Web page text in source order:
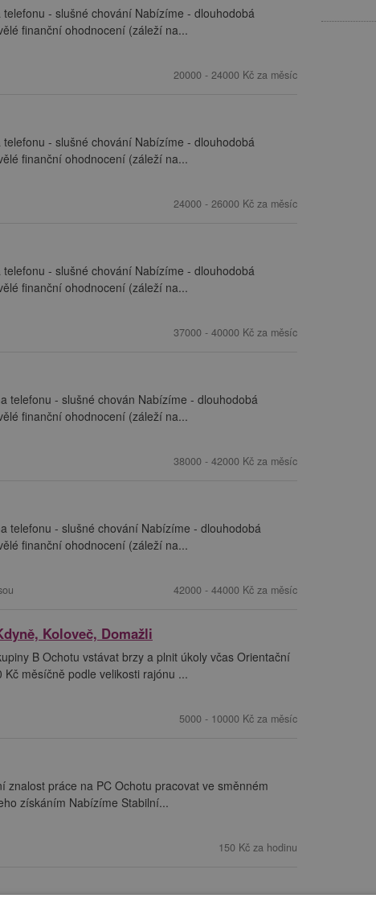
- slušné chování Nabízíme - dlouhodobá
finanční ohodnocení (záleží na...
20000 - 24000 Kč za měsíc
- slušné chování Nabízíme - dlouhodobá
finanční ohodnocení (záleží na...
24000 - 26000 Kč za měsíc
- slušné chování Nabízíme - dlouhodobá
finanční ohodnocení (záleží na...
37000 - 40000 Kč za měsíc
telefonu - slušné chován Nabízíme - dlouhodobá
finanční ohodnocení (záleží na...
38000 - 42000 Kč za měsíc
telefonu - slušné chování Nabízíme - dlouhodobá
finanční ohodnocení (záleží na...
42000 - 44000 Kč za měsíc
Koloveč, Domažli
B Ochotu vstávat brzy a plnit úkoly včas Orientační
měsíčně podle velikosti rajónu ...
5000 - 10000 Kč za měsíc
práce na PC Ochotu pracovat ve směnném
získáním Nabízíme Stabilní...
150 Kč za hodinu